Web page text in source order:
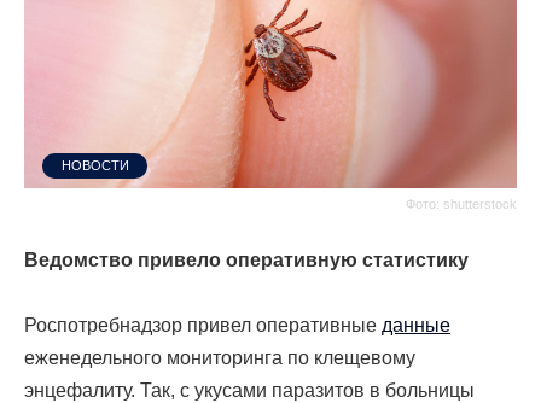
Фото: shutterstock
НОВОСТИ
Ведомство привело оперативную статистику
Роспотребнадзор привел оперативные данные
еженедельного мониторинга по клещевому
энцефалиту. Так, с укусами паразитов в больницы